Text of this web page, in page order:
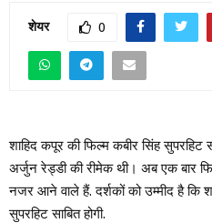
शेयर 0
शाहिद कपूर की फिल्म कबीर सिंह सुपरहिट
अर्जुन रेड्डी की रीमेक थी। अब एक बार
नजर आने वाले हैं. दर्शकों को उम्मीद है कि
सुपरहिट साबित होगी.